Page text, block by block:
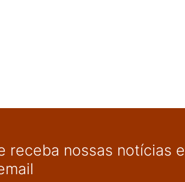
receba nossas notícias e